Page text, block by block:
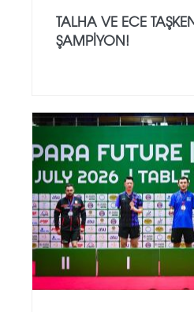
TALHA VE ECE
ŞAMPIYON!